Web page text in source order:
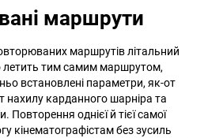
маршрути
маршрутів літальний
летить тим самим маршрутом,
встановлені параметри, як-от
нахилу карданного шарніра та
однієї й тієї самої
кінематографістам без зусиль